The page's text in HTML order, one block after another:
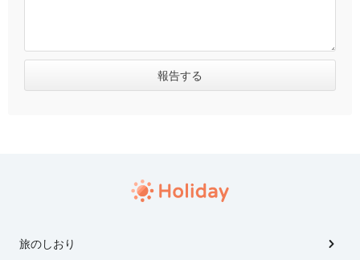
旅のしおり